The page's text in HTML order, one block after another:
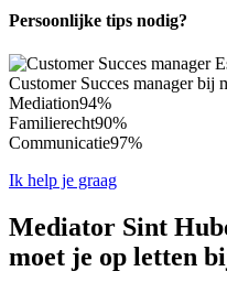
Persoonlijke tips nodig?
Customer Succes manager bij
Mediation94%
Familierecht90%
Communicatie97%
Ik help je graag
Mediator Sint
moet je op letten